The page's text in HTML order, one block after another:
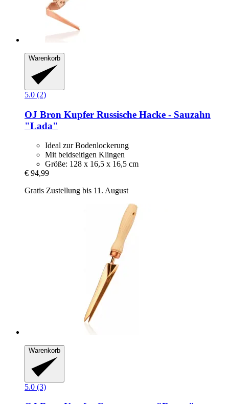
Warenkorb
5.0 (2)
OJ Bron Kupfer Russische Hacke -​ Sauzahn
"Lada"
Ideal zur Bodenlockerung
Mit beidseitigen Klingen
Größe: 128 x 16,5 x 16,5 cm
€ 94,99
Gratis Zustellung bis 11. August
Warenkorb
5.0 (3)